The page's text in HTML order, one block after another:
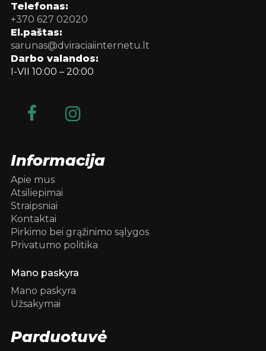
Telefonas:
+370 627 02020
El.paštas:
sarunas@dviraciaiinternetu.lt
Darbo valandos:
I-VII 10:00 – 20:00
Informacija
Apie mus
Atsiliepimai
Straipsniai
Kontaktai
Pirkimo bei grąžinimo sąlygos
Privatumo politika
Mano paskyra
Mano paskyra
Užsakymai
Parduotuvė